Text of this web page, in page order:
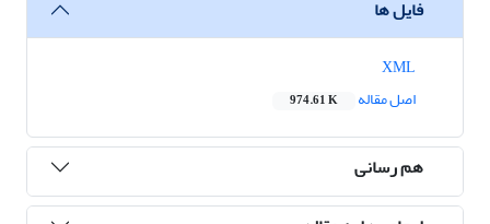
فایل ها
اصل مقاله
974.61 K
هم رسانی